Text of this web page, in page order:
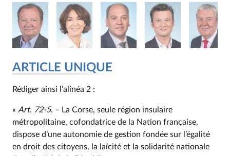
ARTICLE UNIQUE
Rédiger ainsi l’alinéa 2 :
« Art. 72‑5. – La Corse, seule région insulaire
métropolitaine, cofondatrice de la Nation française,
dispose d’une autonomie de gestion fondée sur l’égalité
en droit des citoyens, la laïcité et la solidarité nationale